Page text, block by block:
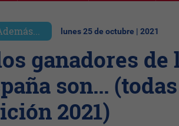
lunes 25 de octubre | 2021
ganadores
son...
2021)